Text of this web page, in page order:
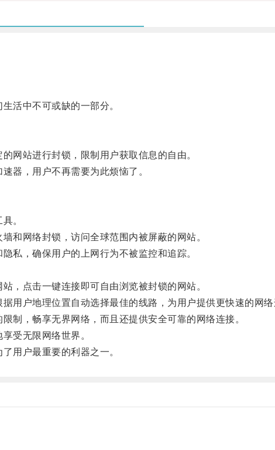
活中不可或缺的一部分。
站进行封锁，限制用户获取信息的自由。
，用户不再需要为此烦恼了。
。
网络封锁，访问全球范围内被屏蔽的网站。
，确保用户的上网行为不被监控和追踪。
点击一键连接即可自由浏览被封锁的网站。
户地理位置自动选择最佳的线路，为用户提供更快速的网
，畅享无界网络，而且还提供安全可靠的网络连接。
受无限网络世界。
用户最重要的利器之一。